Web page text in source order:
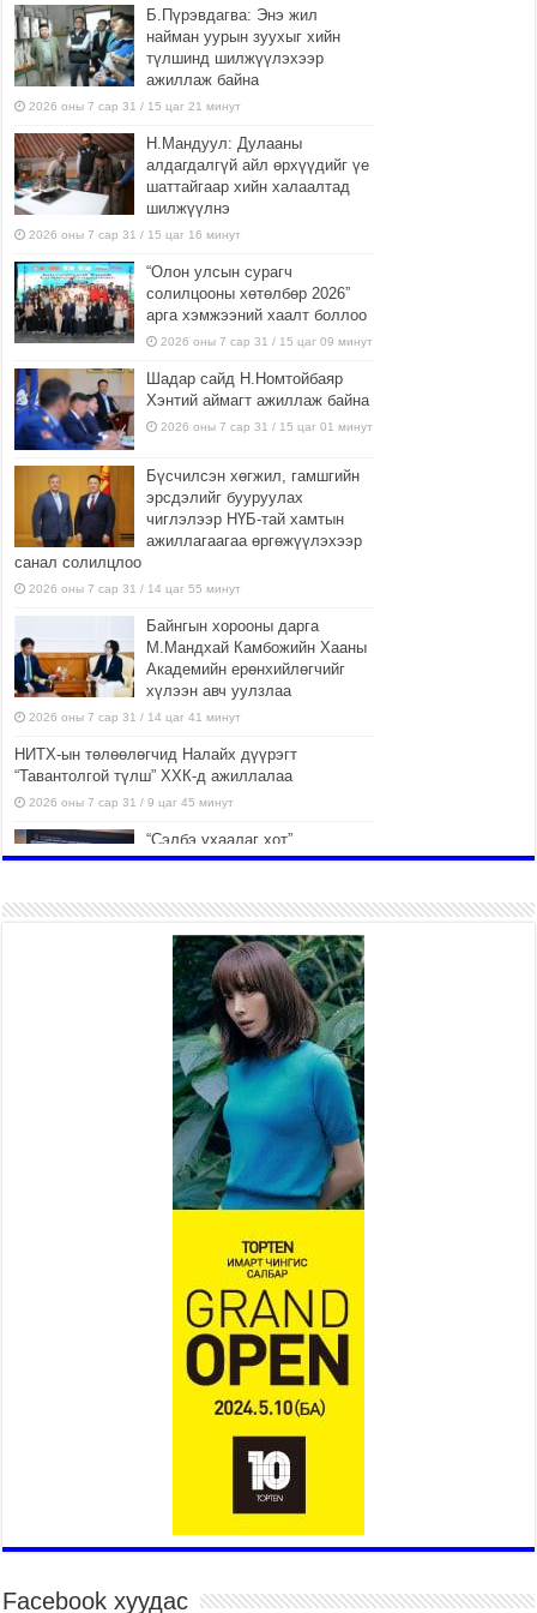
Б.Пүрэвдагва: Энэ жил
найман уурын зуухыг хийн
түлшинд шилжүүлэхээр
ажиллаж байна
2026 оны 7 сар 31 / 15 цаг 21 минут
Н.Мандуул: Дулааны
алдагдалгүй айл өрхүүдийг үе
шаттайгаар хийн халаалтад
шилжүүлнэ
2026 оны 7 сар 31 / 15 цаг 16 минут
“Олон улсын сурагч
солилцооны хөтөлбөр 2026”
арга хэмжээний хаалт боллоо
2026 оны 7 сар 31 / 15 цаг 09 минут
Шадар сайд Н.Номтойбаяр
Хэнтий аймагт ажиллаж байна
2026 оны 7 сар 31 / 15 цаг 01 минут
Бүсчилсэн хөгжил, гамшгийн
эрсдэлийг бууруулах
чиглэлээр НҮБ-тай хамтын
ажиллагаагаа өргөжүүлэхээр
санал солилцлоо
2026 оны 7 сар 31 / 14 цаг 55 минут
Байнгын хорооны дарга
М.Мандхай Камбожийн Хааны
Академийн ерөнхийлөгчийг
хүлээн авч уулзлаа
2026 оны 7 сар 31 / 14 цаг 41 минут
НИТХ-ын төлөөлөгчид Налайх дүүрэгт
“Тавантолгой түлш” ХХК-д ажиллалаа
2026 оны 7 сар 31 / 9 цаг 45 минут
“Сэлбэ ухаалаг хот”
ашиглалтад орсноор
сууцны хангамжийн жилийн
2026 оны 7 сар 31 / 9 цаг 23 минут
Г.Жаргалсайхан: Энэ өвөл 400-
430 мянган тонн шахмал түлш
хэрэглэнэ
2026 оны 7 сар 30 / 15 цаг 35 минут
Нийслэлийн засаг даргын
нэгдүгээр орлогч Б.Мөнхбат
Денвер хот дахь Монгол
улсын өргөмжит консул
Ж.Вагенландертай уулзлаа
2026 оны 7 сар 30 / 15 цаг 30 минут
Нийслэл, дүүргийн шуурхай штабууд хүч,
хэрэгслийн бэлэн байдлыг ханган ажиллаж
2026 оны 7 сар 30 / 15 цаг 24 минут
Бүгд Найрамдах Киргиз Улстай худалдаа,
тээвэр, логистикийн хамтын ажиллагааг
Шадар сайд Н.Номтойбаяр яамдын Төрийн
нарийн бичгийн дарга нартай шуурхай
ногдуулахгүй байх эрх зүйн орчныг бүрдүүллээ
Facebook хуудас